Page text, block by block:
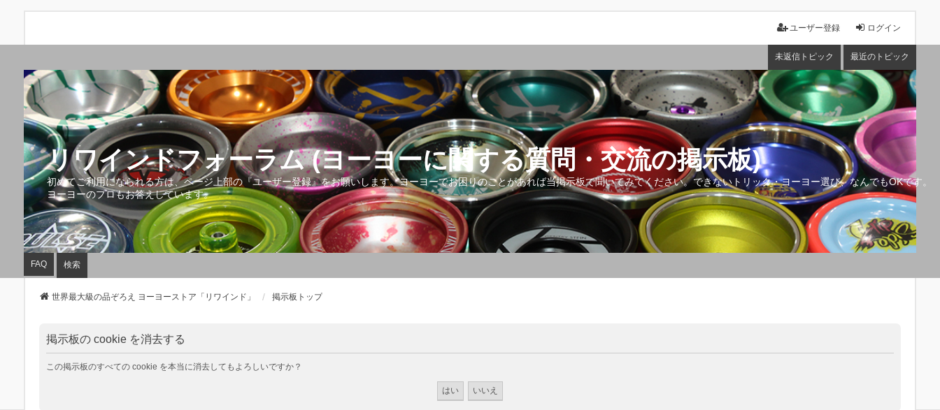
ログイン
ユーザー登録
未返信トピック 最近のトピック
リワインドフォーラム (ヨーヨーに関する質問・交流の掲示板)
初めてご利用になられる方は、ページ上部の『ユーザー登録』をお願いします。ヨーヨーでお困りのことがあれば当掲示板で聞いてみてください。できないトリック・ヨーヨー選び、なんでもOKです。
ヨーヨーのプロもお答えしています。
FAQ 検索
世界最大級の品ぞろえ ヨーヨーストア「リワインド」 掲示板トップ
掲示板の cookie を消去する
この掲示板のすべての cookie を本当に消去してもよろしいですか？